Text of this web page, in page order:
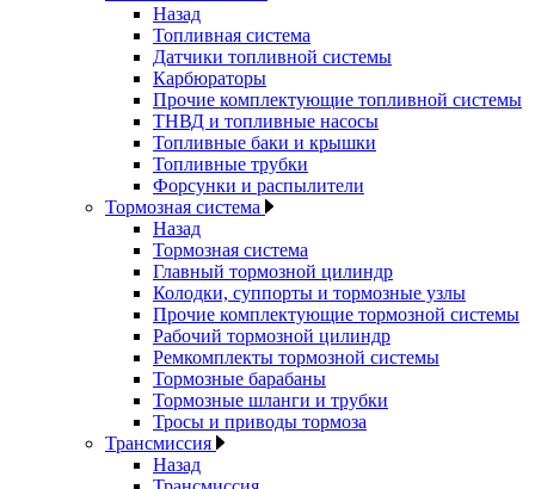
Назад
Топливная система
Датчики топливной системы
Карбюраторы
Прочие комплектующие топливной системы
ТНВД и топливные насосы
Топливные баки и крышки
Топливные трубки
Форсунки и распылители
Тормозная система
Назад
Тормозная система
Главный тормозной цилиндр
Колодки, суппорты и тормозные узлы
Прочие комплектующие тормозной системы
Рабочий тормозной цилиндр
Ремкомплекты тормозной системы
Тормозные барабаны
Тормозные шланги и трубки
Тросы и приводы тормоза
Трансмиссия
Назад